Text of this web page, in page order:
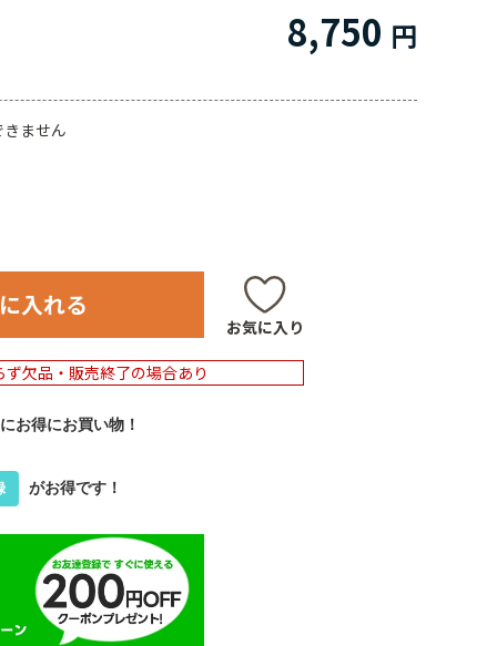
8,750
ません
入れる
お気に入り
欠品・販売終了の場合あり
お得にお買い物！
がお得です！